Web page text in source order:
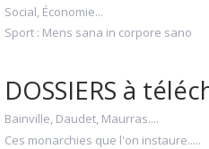
Social, Économie...
Sport : Mens sana in corpore sano
DOSSIERS à
Bainville, Daudet, Maurras....
Ces monarchies que l'on instaure.....